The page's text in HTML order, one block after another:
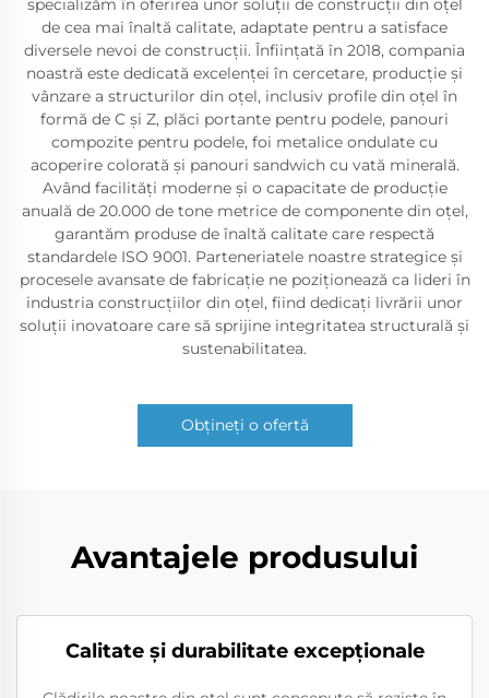
specializăm în oferirea unor soluții de construcții din oțel
de cea mai înaltă calitate, adaptate pentru a satisface
diversele nevoi de construcții. Înființată în 2018, compania
noastră este dedicată excelenței în cercetare, producție și
vânzare a structurilor din oțel, inclusiv profile din oțel în
formă de C și Z, plăci portante pentru podele, panouri
compozite pentru podele, foi metalice ondulate cu
acoperire colorată și panouri sandwich cu vată minerală.
Având facilități moderne și o capacitate de producție
anuală de 20.000 de tone metrice de componente din oțel,
garantăm produse de înaltă calitate care respectă
standardele ISO 9001. Parteneriatele noastre strategice și
procesele avansate de fabricație ne poziționează ca lideri în
industria construcțiilor din oțel, fiind dedicați livrării unor
soluții inovatoare care să sprijine integritatea structurală și
sustenabilitatea.
Obțineți o ofertă
Avantajele produsului
Calitate şi durabilitate excepţionale